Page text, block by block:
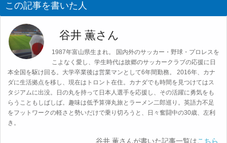
この記事を書いた人
谷井 薫さん
1987年富山県生まれ。 国内外のサッカー・野球・プロレスを
こよなく愛し、学生時代は故郷のサッカークラブの応援に日
本全国を駆け回る。大学卒業後は営業マンとして6年間勤務。 2016年、カナ
ダに生活拠点を移し、現在はトロント在住。カナダでも時間を見つけてはス
タジアムに出没。日の丸を持って日本人選手を応援し、その活躍に勇気をも
らうこともしばしば。趣味は低予算弾丸旅とラーメン二郎巡り。英語力不足
をフットワークの軽さと勢いだけで乗り切ろうと、日々奮闘中の30歳、左利
き。
谷井 薫さんが書いた記事一覧はこちら